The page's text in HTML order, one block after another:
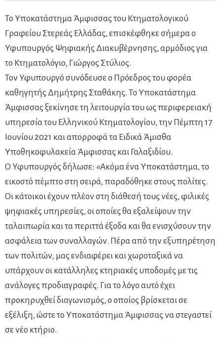
Το Υποκατάστημα Άμφισσας του Κτηματολογικού
Γραφείου Στερεάς Ελλάδας, επισκέφθηκε σήμερα ο
Υφυπουργός Ψηφιακής Διακυβέρνησης, αρμόδιος για
το Κτηματολόγιο, Γιώργος Στύλιος.
Τον Υφυπουργό συνόδευσε ο Πρόεδρος του φορέα
καθηγητής Δημήτρης Σταθάκης. Το Υποκατάστημα
Άμφισσας ξεκίνησε τη λειτουργία του ως περιφερειακή
υπηρεσία του Ελληνικού Κτηματολογίου, την Πέμπτη 17
Ιουνίου 2021 και απορροφά τα Ειδικά Άμισθα
Υποθηκοφυλακεία Άμφισσας και Γαλαξιδίου.
Ο Υφυπουργός δήλωσε: «Ακόμα ένα Υποκατάστημα, το
εικοστό πέμπτο στη σειρά, παραδόθηκε στους πολίτες.
Οι κάτοικοι έχουν πλέον στη διάθεσή τους νέες, φιλικές
ψηφιακές υπηρεσίες, οι οποίες θα εξαλείψουν την
ταλαιπωρία και τα περιττά έξοδα και θα ενισχύσουν την
ασφάλεια των συναλλαγών. Πέρα από την εξυπηρέτηση
των πολιτών, μας ενδιαφέρει και χωροταξικά να
υπάρχουν οι κατάλληλες κτηριακές υποδομές με τις
ανάλογες προδιαγραφές. Για το λόγο αυτό έχει
προκηρυχθεί διαγωνισμός, ο οποίος βρίσκεται σε
εξέλιξη, ώστε το Υποκατάστημα Άμφισσας να στεγαστεί
σε νέο κτήριο.